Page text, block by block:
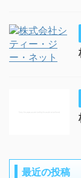
最近の投稿